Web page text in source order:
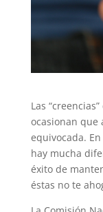
Las
ocasionan que
equivocada.
hay mucha
éxito de
éstas no te